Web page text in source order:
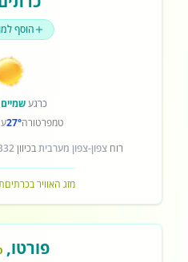
הוסף
כרגע
טמפרטורה27°
רוחצפון-צפון מערביתבכיוון
מזג האוויר בכרתים
פורטו,